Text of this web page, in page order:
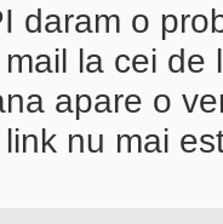
daram o
la cei
apare o
nu mai